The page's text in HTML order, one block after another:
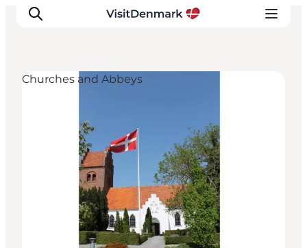
Inspiratie
Bestemmingen
Wat te doen
Accommodaties
Plan je reis
Churches and Abbeys